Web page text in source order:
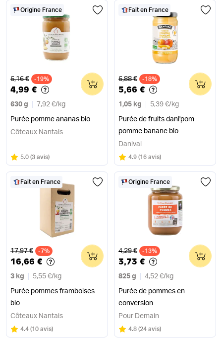
Origine France
Ancien prix
6,16 € -19%
4,99 €
630 g 7,92 €/ kg
Purée pomme ananas bio
0
Côteaux Nantais
Note
5.0 sur 5
(3 avis)
Fait en France
Ancien prix
6,88 € -18%
5,66 €
1,05 kg 5,39 €/ kg
Purée de fruits dani'pom
pomme banane bio
0
Danival
Note
4.9 sur 5
(16 avis)
Fait en France
Ancien prix
17,97 € -7%
16,66 €
3 kg 5,55 €/ kg
Purée pommes framboises
bio
0
Côteaux Nantais
Note
4.4 sur 5
(10 avis)
Origine France
Ancien prix
4,29 € -13%
3,73 €
825 g 4,52 €/ kg
Purée de pommes en
conversion
0
Pour Demain
Note
4.8 sur 5
(24 avis)